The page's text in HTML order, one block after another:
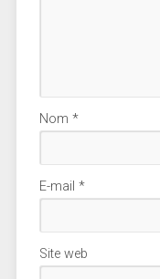
Nom *
E-mail *
Site web